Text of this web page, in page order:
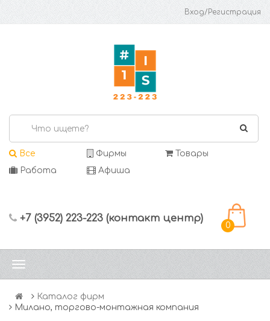
Вход/Регистрация
Все Фирмы
Товары
Работа
Афиша
+7 (3952) 223-223 (контакт центр)
0
Каталог фирм
Милано, торгово-монтажная компания